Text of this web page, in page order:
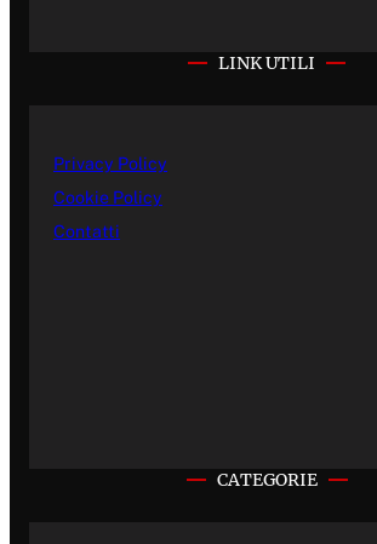
LINK UTILI
Privacy Policy
Cookie Policy
Contatti
CATEGORIE